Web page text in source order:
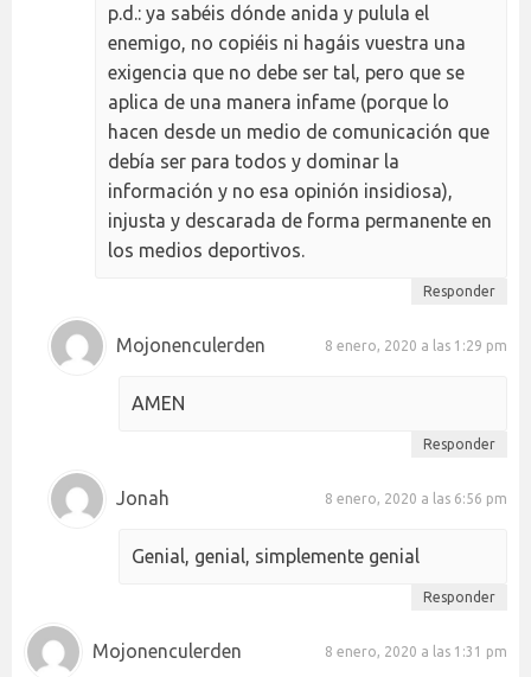
p.d.: ya sabéis dónde anida y pulula el
enemigo, no copiéis ni hagáis vuestra una
exigencia que no debe ser tal, pero que se
aplica de una manera infame (porque lo
hacen desde un medio de comunicación que
debía ser para todos y dominar la
información y no esa opinión insidiosa),
injusta y descarada de forma permanente en
los medios deportivos.
Responder
Mojonenculerden 8 enero, 2020 a las 1:29 pm
AMEN
Responder
Jonah 8 enero, 2020 a las 6:56 pm
Genial, genial, simplemente genial
Responder
Mojonenculerden 8 enero, 2020 a las 1:31 pm